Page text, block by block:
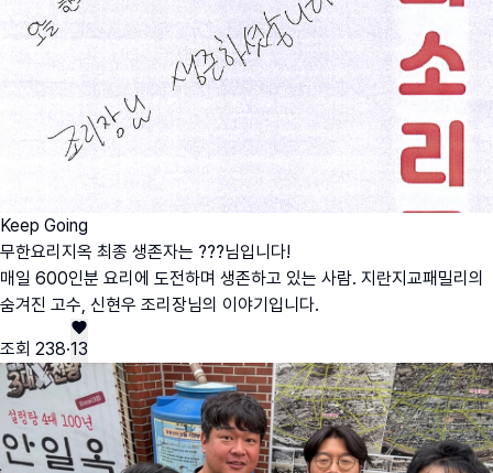
Keep Going
무한요리지옥 최종 생존자는 ???님입니다!
매일 600인분 요리에 도전하며 생존하고 있는 사람. 지란지교패밀리의
숨겨진 고수, 신현우 조리장님의 이야기입니다.
조회 238·13